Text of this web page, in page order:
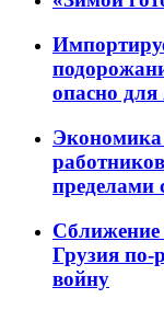
опасно
пределами
Сближение
Грузия по-
войну